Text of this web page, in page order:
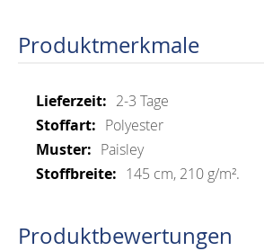
Produktmerkmale
Mehr
Informationen
2-3 Tage
Polyester
Paisley
145 cm, 210 g/m².
Produktbewertungen